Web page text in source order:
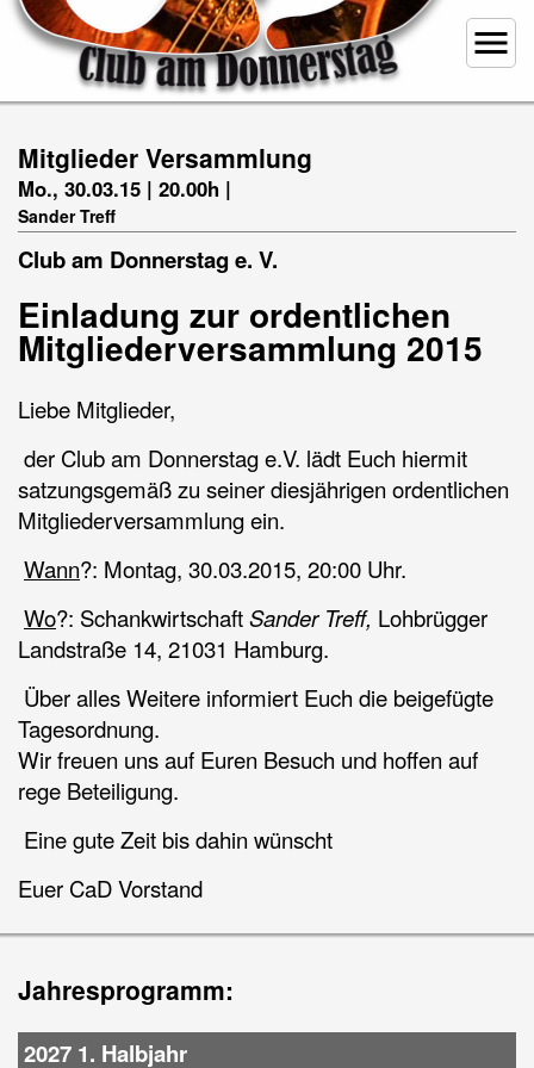
menu
Mitglieder Versammlung
Mo., 30.03.15 | 20.00h |
Sander Treff
Club am Donnerstag e. V.
Einladung zur ordentlichen
Mitgliederversammlung 2015
Liebe Mitglieder,
der Club am Donnerstag e.V. lädt Euch hiermit
satzungsgemäß zu seiner diesjährigen ordentlichen
Mitgliederversammlung ein.
Wann?: Montag, 30.03.2015, 20:00 Uhr.
Wo?: SchankwirtschaftSander Treff, Lohbrügger
Landstraße 14, 21031 Hamburg.
Über alles Weitere informiert Euch die beigefügte
Tagesordnung.
Wir freuen uns auf Euren Besuch und hoffen auf
rege Beteiligung.
Eine gute Zeit bis dahin wünscht
Euer CaD Vorstand
Jahresprogramm:
2027 1. Halbjahr